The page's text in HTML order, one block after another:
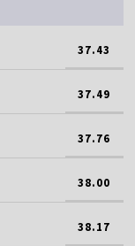
37.43
37.49
37.76
38.00
38.17